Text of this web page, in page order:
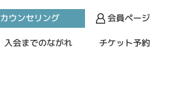
カウンセリング 会員ページ
入会までのながれ チケット予約